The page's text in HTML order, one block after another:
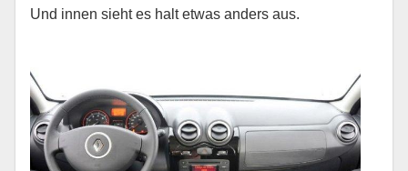
Und innen sieht es halt etwas anders aus.